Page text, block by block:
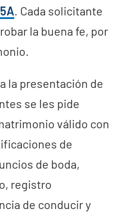
. Cada solicitante
la buena fe, por
la presentación de
se les pide
válido con
de
de boda,
registro
de conducir y